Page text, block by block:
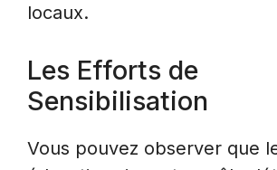
locaux.
Les Efforts de
Sensibilisation
Vous pouvez observer que